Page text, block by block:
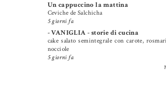
Un cappuccino la mattina
Ceviche de Salchicha
5 giorni fa
- VANIGLIA - storie di cucina
cake salato semintegrale con carote,
nocciole
5 giorni fa